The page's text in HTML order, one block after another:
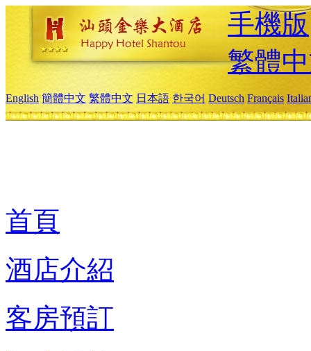
手機版
繁體
English 簡體中文 繁體中文 日本語 한국어 Deutsch Français
首頁
酒店介紹
客房預訂